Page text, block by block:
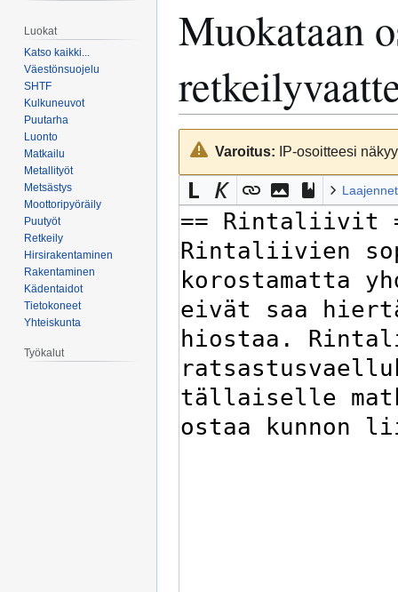
Muokataan
Siirry
navigaatioon
Siirry
hakuunVaroitus: IP-osoitteesi
Luokat
Katso kaikki...
Väestönsuojelu
SHTF
Kulkuneuvot
Puutarha
Luonto
Matkailu
Metallityöt
Metsästys
Moottoripyöräily
Puutyöt
Retkeily
Hirsirakentaminen
Rakentaminen
Kädentaidot
Tietokoneet
Yhteiskunta
Työkalut